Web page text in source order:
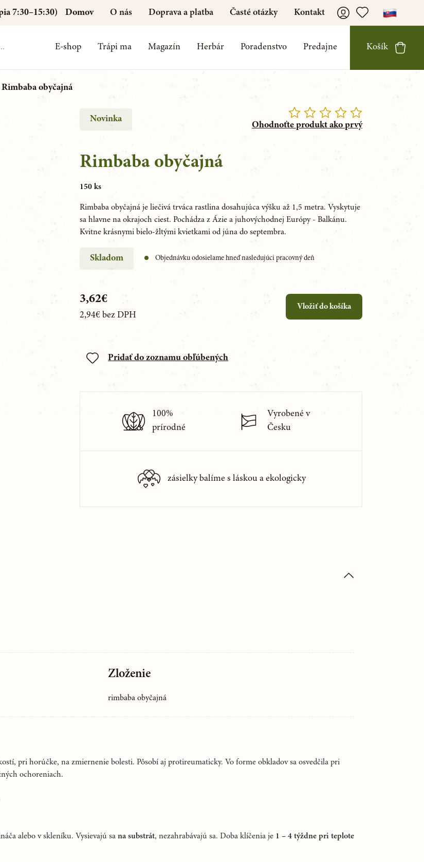
7:30–15:30) Domov O nás Doprava a platba Časté otázky Kontakt
E-shop Trápi ma Magazín Herbár Poradenstvo Predajne Košík
Rimbaba obyčajná
Novinka
Ohodnoťte produkt ako prvý
Rimbaba obyčajná
150 ks
Rimbaba obyčajná je liečivá trváca rastlina dosahujúca výšku až 1,5 metra. Vyskytuje
sa hlavne na okrajoch ciest. Pochádza z Ázie a juhovýchodnej Európy - Balkánu.
Kvitne krásnymi bielo-žltými kvietkami od júna do septembra.
Skladom Objednávku odosielame hneď nasledujúci pracovný deň
3,62€
2,94€ bez DPH
Vložiť do košíka
Pridať do zoznamu obľúbených
100%
prírodné
Vyrobené v
Česku
zásielky balíme s láskou a ekologicky
Zloženie
rimbaba obyčajná
pri horúčke, na zmiernenie bolesti. Pôsobí aj protireumaticky. Vo forme obkladov sa osvedčila pri
ochoreniach.
alebo v skleníku. Vysievajú sa na substrát, nezahrabávajú sa. Doba klíčenia je 1 – 4 týždne pri teplote